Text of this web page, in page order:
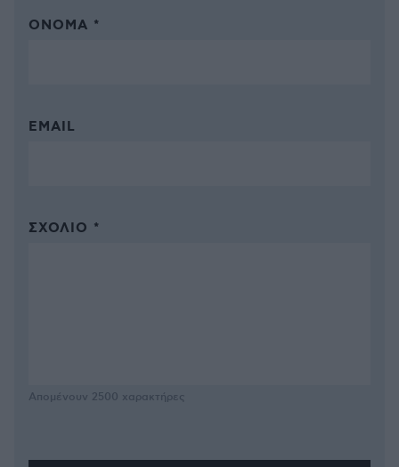
ΌΝΟΜΑ *
EMAIL
ΣΧΌΛΙΟ *
Απομένουν 2500 χαρακτήρες